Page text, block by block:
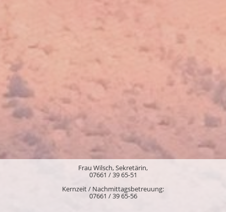
Frau Wilsch, Sekretärin,
07661 / 39 65-51
Kernzeit / Nachmittagsbetreuung:
07661 / 39 65-56